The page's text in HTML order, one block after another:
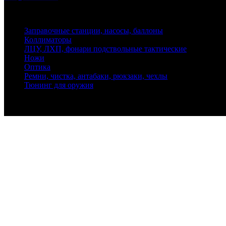
Заправочные станции, насосы, баллоны
Коллиматоры
ЛЦУ, ЛХП, фонари подствольные тактические
Ножи
Оптика
Ремни, чистка, антабаки, рюкзаки, чехлы
Тюнинг для оружия